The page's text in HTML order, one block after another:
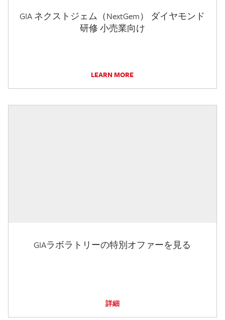
GIA ネクストジェム（NextGem） ダイヤモンド
研修 小売業向け
LEARN MORE
GIAラボラトリーの特別オファーを見る
詳細